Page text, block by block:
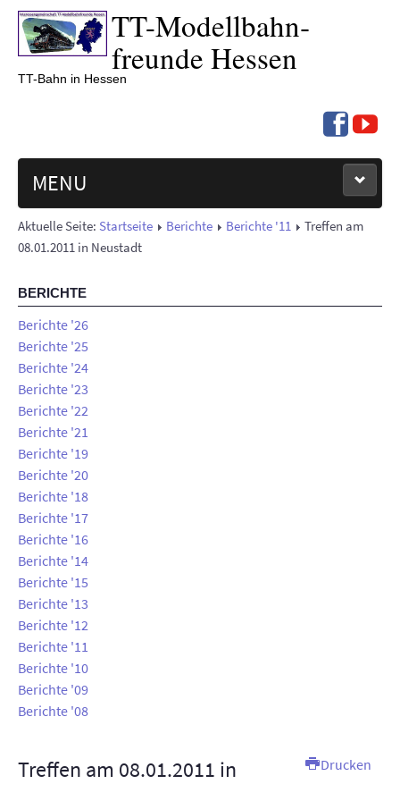
TT-Modell­bahn­
freunde Hessen
TT-Bahn in Hessen
MENU
NEUIGKEITEN
BERICHTE
ÜBER UNS
AUSSTELLUNGEN
TT-ANLAGE
KONTAKT
SUCHE
INTERN
Aktuelle Seite: Startseite Berichte Berichte '11
Treffen am
08.01.2011 in Neustadt
BERICHTE
Berichte '26
Berichte '25
Berichte '24
Berichte '23
Berichte '22
Berichte '21
Berichte '19
Berichte '20
Berichte '18
Berichte '17
Berichte '16
Berichte '14
Berichte '15
Berichte '13
Berichte '12
Berichte '11
Berichte '10
Berichte '09
Berichte '08
Drucken
Treffen am 08.01.2011 in